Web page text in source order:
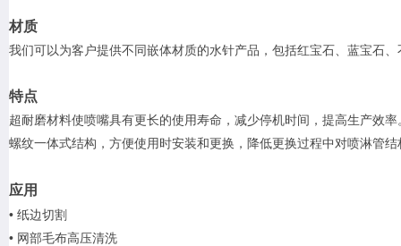
材质
我们可以为客户提供不同嵌体材质的水针产品，包括红宝石、蓝宝石
特点
超耐磨材料使喷嘴具有更长的使用寿命，减少停机时间，提高生产效率
螺纹一体式结构，方便使用时安装和更换，降低更换过程中对喷淋管
应用
• 纸边切割
• 网部毛布高压清洗